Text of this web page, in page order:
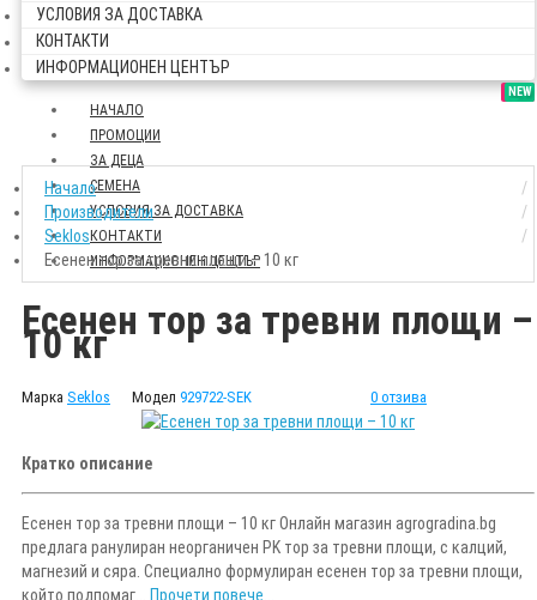
УСЛОВИЯ ЗА ДОСТАВКА
КОНТАКТИ
ИНФОРМАЦИОНЕН ЦЕНТЪР
НАЧАЛО
SALE
ПРОМОЦИИ
NEW
ЗА ДЕЦА
СЕМЕНА
УСЛОВИЯ ЗА ДОСТАВКА
КОНТАКТИ
ИНФОРМАЦИОНЕН ЦЕНТЪР
Начало
Производители
Seklos
Есенен тор за тревни площи – 10 кг
Есенен тор за тревни площи –
10 кг
Марка Seklos Модел 929722-SEK 0 отзива
Кратко описание
Есенен тор за тревни площи – 10 кг Онлайн магазин agrogradina.bg
предлага ранулиран неорганичен PK тор за тревни площи, с калций,
магнезий и сяра. Специално формулиран есенен тор за тревни площи,
който подпомаг... Прочети повече...